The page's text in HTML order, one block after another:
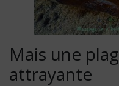
Mais une
attrayante